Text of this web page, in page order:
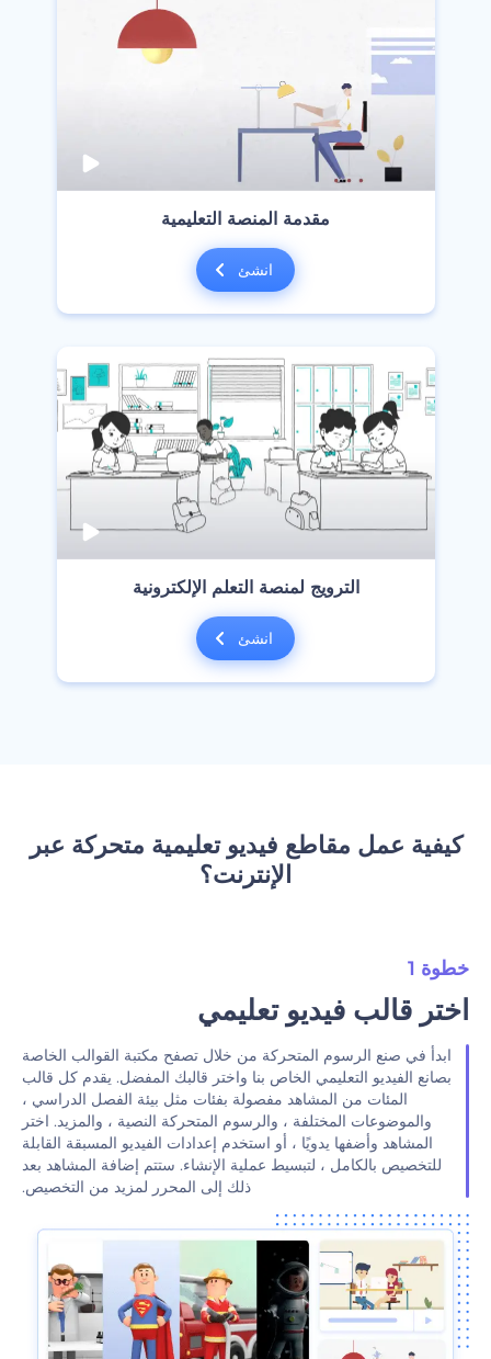
‫مقدمة المنصة التعليمية‬
انشئ
‫الترويج لمنصة التعلم الإلكترونية‬
انشئ
‫كيفية عمل مقاطع فيديو تعليمية متحركة عبر
الإنترنت؟‬
خطوة 1
‫اختر قالب فيديو تعليمي‬
‫ابدأ في صنع الرسوم المتحركة من خلال تصفح مكتبة القوالب الخاصة
بصانع الفيديو التعليمي الخاص بنا واختر قالبك المفضل. يقدم كل قالب
المئات من المشاهد مفصولة بفئات مثل بيئة الفصل الدراسي ،
والموضوعات المختلفة ، والرسوم المتحركة النصية ، والمزيد. اختر
المشاهد وأضفها يدويًا ، أو استخدم إعدادات الفيديو المسبقة القابلة
للتخصيص بالكامل ، لتبسيط عملية الإنشاء. ستتم إضافة المشاهد بعد
ذلك إلى المحرر لمزيد من التخصيص.‬